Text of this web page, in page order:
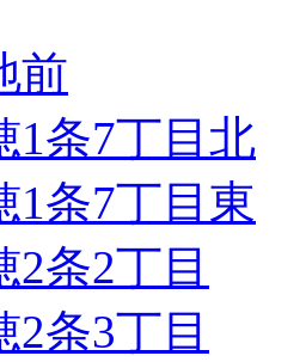
前
1条7丁目北
1条7丁目東
2条2丁目
2条3丁目